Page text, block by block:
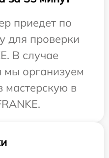
приедет по
для проверки
В случае
мы организуем
мастерскую в